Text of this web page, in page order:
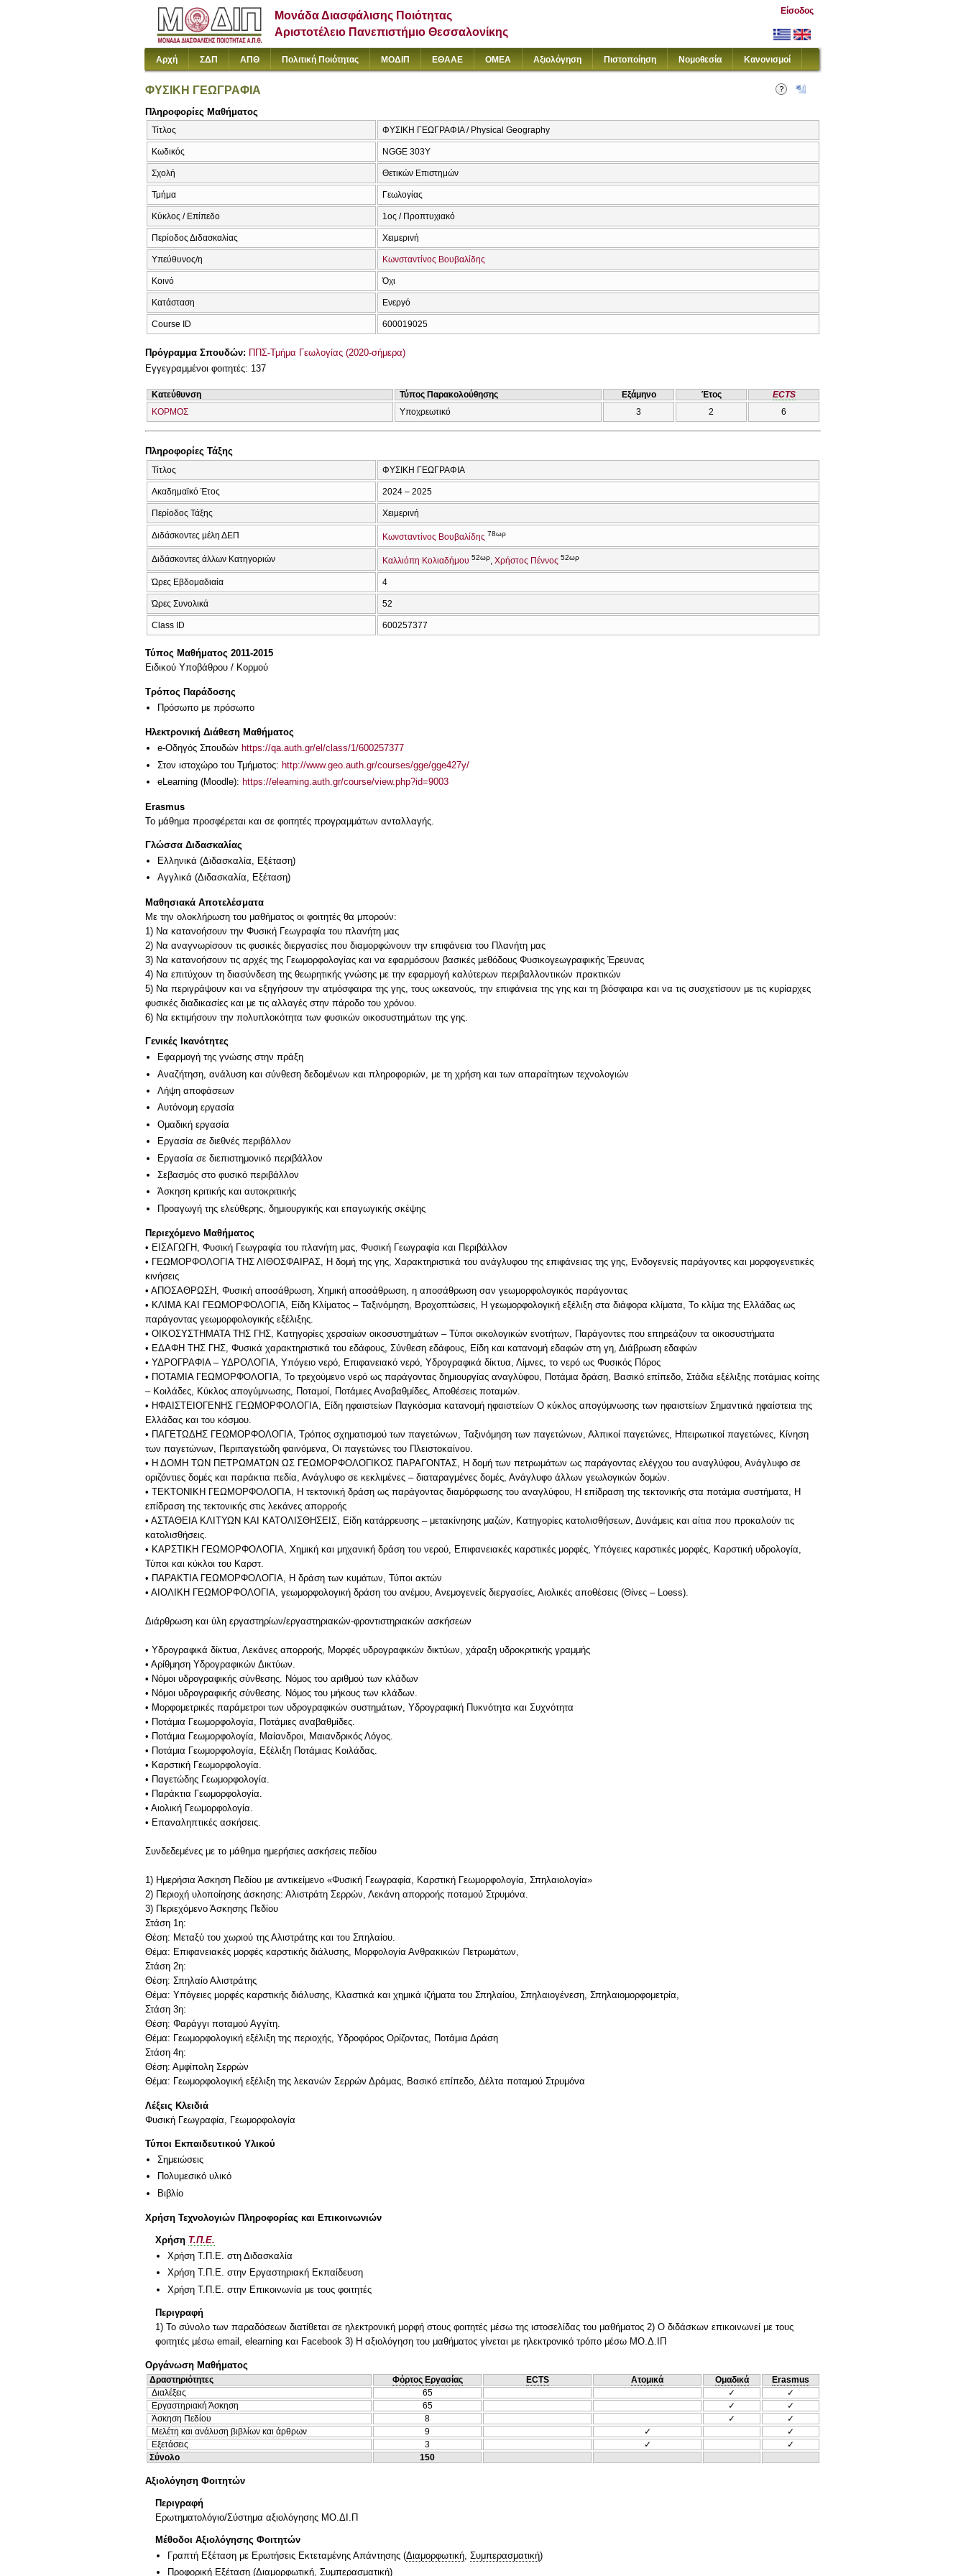
Μονάδα Διασφάλισης Ποιότητας
Αριστοτέλειο Πανεπιστήμιο Θεσσαλονίκης
Είσοδος
Αρχή ΣΔΠ ΑΠΘ Πολιτική Ποιότητας ΜΟΔΙΠ ΕΘΑΑΕ ΟΜΕΑ Αξιολόγηση Πιστοποίηση Νομοθεσία Κανονισμοί
ΦΥΣΙΚΗ ΓΕΩΓΡΑΦΙΑ
Πληροφορίες Μαθήματος
Τίτλος ΦΥΣΙΚΗ ΓΕΩΓΡΑΦΙΑ / Physical Geography
Κωδικός NGGE 303Y
Σχολή Θετικών Επιστημών
Τμήμα Γεωλογίας
Κύκλος / Επίπεδο 1ος / Προπτυχιακό
Περίοδος Διδασκαλίας Χειμερινή
Υπεύθυνος/η Κωνσταντίνος Βουβαλίδης
Κοινό Όχι
Κατάσταση Ενεργό
Course ID 600019025
Πρόγραμμα Σπουδών: ΠΠΣ-Τμήμα Γεωλογίας (2020-σήμερα)
Εγγεγραμμένοι φοιτητές: 137
Κατεύθυνση Τύπος Παρακολούθησης Εξάμηνο Έτος
ECTS
ΚΟΡΜΟΣ
Υποχρεωτικό 3 2 6
Πληροφορίες Τάξης
Τίτλος ΦΥΣΙΚΗ ΓΕΩΓΡΑΦΙΑ
Ακαδημαϊκό Έτος 2024 – 2025
Περίοδος Τάξης Χειμερινή
Διδάσκοντες μέλη ΔΕΠ Κωνσταντίνος Βουβαλίδης 78ωρ
Διδάσκοντες άλλων Κατηγοριών Καλλιόπη Κολιαδήμου 52ωρ Χρήστος Πέννος 52ωρ
Ώρες Εβδομαδιαία 4
Ώρες Συνολικά 52
Class ID 600257377
Τύπος Μαθήματος 2011-2015
Ειδικού Υποβάθρου / Κορμού
Τρόπος Παράδοσης
Πρόσωπο με πρόσωπο
Ηλεκτρονική Διάθεση Μαθήματος
e-Οδηγός Σπουδών https://qa.auth.gr/el/class/1/600257377
Στον ιστοχώρο του Τμήματος: http://www.geo.auth.gr/courses/gge/gge427y/
eLearning (Moodle): https://elearning.auth.gr/course/view.php?id=9003
Erasmus
Το μάθημα προσφέρεται και σε φοιτητές προγραμμάτων ανταλλαγής.
Γλώσσα Διδασκαλίας
Ελληνικά (Διδασκαλία, Εξέταση)
Αγγλικά (Διδασκαλία, Εξέταση)
Μαθησιακά Αποτελέσματα
Με την ολοκλήρωση του μαθήματος οι φοιτητές θα μπορούν:
1) Να κατανοήσουν την Φυσική Γεωγραφία του πλανήτη μας
2) Να αναγνωρίσουν τις φυσικές διεργασίες που διαμορφώνουν την επιφάνεια του Πλανήτη μας
3) Να κατανοήσουν τις αρχές της Γεωμορφολογίας και να εφαρμόσουν βασικές μεθόδους Φυσικογεωγραφικής Έρευνας
4) Να επιτύχουν τη διασύνδεση της θεωρητικής γνώσης με την εφαρμογή καλύτερων περιβαλλοντικών πρακτικών
5) Να περιγράψουν και να εξηγήσουν την ατμόσφαιρα της γης, τους ωκεανούς, την επιφάνεια της γης και τη βιόσφαιρα και να τις συσχετίσουν με τις κυρίαρχες
φυσικές διαδικασίες και με τις αλλαγές στην πάροδο του χρόνου.
Γενικές Ικανότητες
Εφαρμογή της γνώσης στην πράξη
Αναζήτηση, ανάλυση και σύνθεση δεδομένων και πληροφοριών, με τη χρήση και των απαραίτητων τεχνολογιών
Λήψη αποφάσεων
Αυτόνομη εργασία
Ομαδική εργασία
Εργασία σε διεθνές περιβάλλον
Εργασία σε διεπιστημονικό περιβάλλον
Σεβασμός στο φυσικό περιβάλλον
Άσκηση κριτικής και αυτοκριτικής
Προαγωγή της ελεύθερης, δημιουργικής και επαγωγικής σκέψης
Περιεχόμενο Μαθήματος
• ΕΙΣΑΓΩΓΗ, Φυσική Γεωγραφία του πλανήτη μας, Φυσική Γεωγραφία και Περιβάλλον
• ΓΕΩΜΟΡΦΟΛΟΓΙΑ ΤΗΣ ΛΙΘΟΣΦΑΙΡΑΣ, Η δομή της γης, Χαρακτηριστικά του ανάγλυφου της επιφάνειας της γης, Ενδογενείς παράγοντες και μορφογενετικές
κινήσεις
• ΑΠΟΣΑΘΡΩΣΗ, Φυσική αποσάθρωση, Χημική αποσάθρωση, η αποσάθρωση σαν γεωμορφολογικός παράγοντας
• ΚΛΙΜΑ ΚΑΙ ΓΕΩΜΟΡΦΟΛΟΓΙΑ, Είδη Κλίματος – Ταξινόμηση, Βροχοπτώσεις, Η γεωμορφολογική εξέλιξη στα διάφορα κλίματα, Το κλίμα της Ελλάδας ως
παράγοντας γεωμορφολογικής εξέλιξης.
• ΟΙΚΟΣΥΣΤΗΜΑΤΑ ΤΗΣ ΓΗΣ, Κατηγορίες χερσαίων οικοσυστημάτων – Τύποι οικολογικών ενοτήτων, Παράγοντες που επηρεάζουν τα οικοσυστήματα
• ΕΔΑΦΗ ΤΗΣ ΓΗΣ, Φυσικά χαρακτηριστικά του εδάφους, Σύνθεση εδάφους, Είδη και κατανομή εδαφών στη γη, Διάβρωση εδαφών
• ΥΔΡΟΓΡΑΦΙΑ – ΥΔΡΟΛΟΓΙΑ, Υπόγειο νερό, Επιφανειακό νερό, Υδρογραφικά δίκτυα, Λίμνες, το νερό ως Φυσικός Πόρος
• ΠΟΤΑΜΙΑ ΓΕΩΜΟΡΦΟΛΟΓΙΑ, Το τρεχούμενο νερό ως παράγοντας δημιουργίας αναγλύφου, Ποτάμια δράση, Βασικό επίπεδο, Στάδια εξέλιξης ποτάμιας κοίτης
– Κοιλάδες, Κύκλος απογύμνωσης, Ποταμοί, Ποτάμιες Αναβαθμίδες, Αποθέσεις ποταμών.
• ΗΦΑΙΣΤΕΙΟΓΕΝΗΣ ΓΕΩΜΟΡΦΟΛΟΓΙΑ, Είδη ηφαιστείων Παγκόσμια κατανομή ηφαιστείων Ο κύκλος απογύμνωσης των ηφαιστείων Σημαντικά ηφαίστεια της
Ελλάδας και του κόσμου.
• ΠΑΓΕΤΩΔΗΣ ΓΕΩΜΟΡΦΟΛΟΓΙΑ, Τρόπος σχηματισμού των παγετώνων, Ταξινόμηση των παγετώνων, Αλπικοί παγετώνες, Ηπειρωτικοί παγετώνες, Κίνηση
των παγετώνων, Περιπαγετώδη φαινόμενα, Οι παγετώνες του Πλειστοκαίνου.
• Η ΔΟΜΗ ΤΩΝ ΠΕΤΡΩΜΑΤΩΝ ΩΣ ΓΕΩΜΟΡΦΟΛΟΓΙΚΟΣ ΠΑΡΑΓΟΝΤΑΣ, Η δομή των πετρωμάτων ως παράγοντας ελέγχου του αναγλύφου, Ανάγλυφο σε
οριζόντιες δομές και παράκτια πεδία, Ανάγλυφο σε κεκλιμένες – διαταραγμένες δομές, Ανάγλυφο άλλων γεωλογικών δομών.
• ΤΕΚΤΟΝΙΚΗ ΓΕΩΜΟΡΦΟΛΟΓΙΑ, Η τεκτονική δράση ως παράγοντας διαμόρφωσης του αναγλύφου, Η επίδραση της τεκτονικής στα ποτάμια συστήματα, Η
επίδραση της τεκτονικής στις λεκάνες απορροής
• ΑΣΤΑΘΕΙΑ ΚΛΙΤΥΩΝ ΚΑΙ ΚΑΤΟΛΙΣΘΗΣΕΙΣ, Είδη κατάρρευσης – μετακίνησης μαζών, Κατηγορίες κατολισθήσεων, Δυνάμεις και αίτια που προκαλούν τις
κατολισθήσεις.
• ΚΑΡΣΤΙΚΗ ΓΕΩΜΟΡΦΟΛΟΓΙΑ, Χημική και μηχανική δράση του νερού, Επιφανειακές καρστικές μορφές, Υπόγειες καρστικές μορφές, Καρστική υδρολογία,
Τύποι και κύκλοι του Καρστ.
• ΠΑΡΑΚΤΙΑ ΓΕΩΜΟΡΦΟΛΟΓΙΑ, Η δράση των κυμάτων, Τύποι ακτών
• ΑΙΟΛΙΚΗ ΓΕΩΜΟΡΦΟΛΟΓΙΑ, γεωμορφολογική δράση του ανέμου, Ανεμογενείς διεργασίες, Αιολικές αποθέσεις (Θίνες – Loess).
Διάρθρωση και ύλη εργαστηρίων/εργαστηριακών-φροντιστηριακών ασκήσεων
• Υδρογραφικά δίκτυα, Λεκάνες απορροής, Μορφές υδρογραφικών δικτύων, χάραξη υδροκριτικής γραμμής
• Αρίθμηση Υδρογραφικών Δικτύων.
• Νόμοι υδρογραφικής σύνθεσης. Νόμος του αριθμού των κλάδων
• Νόμοι υδρογραφικής σύνθεσης. Νόμος του μήκους των κλάδων.
• Μορφομετρικές παράμετροι των υδρογραφικών συστημάτων, Υδρογραφική Πυκνότητα και Συχνότητα
• Ποτάμια Γεωμορφολογία, Ποτάμιες αναβαθμίδες.
• Ποτάμια Γεωμορφολογία, Μαίανδροι, Μαιανδρικός Λόγος.
• Ποτάμια Γεωμορφολογία, Εξέλιξη Ποτάμιας Κοιλάδας.
• Καρστική Γεωμορφολογία.
• Παγετώδης Γεωμορφολογία.
• Παράκτια Γεωμορφολογία.
• Αιολική Γεωμορφολογία.
• Επαναληπτικές ασκήσεις.
Συνδεδεμένες με το μάθημα ημερήσιες ασκήσεις πεδίου
1) Ημερήσια Άσκηση Πεδίου με αντικείμενο «Φυσική Γεωγραφία, Καρστική Γεωμορφολογία, Σπηλαιολογία»
2) Περιοχή υλοποίησης άσκησης: Αλιστράτη Σερρών, Λεκάνη απορροής ποταμού Στρυμόνα.
3) Περιεχόμενο Άσκησης Πεδίου
Στάση 1η:
Θέση: Μεταξύ του χωριού της Αλιστράτης και του Σπηλαίου.
Θέμα: Επιφανειακές μορφές καρστικής διάλυσης, Μορφολογία Ανθρακικών Πετρωμάτων,
Στάση 2η:
Θέση: Σπηλαίο Αλιστράτης
Θέμα: Υπόγειες μορφές καρστικής διάλυσης, Κλαστικά και χημικά ιζήματα του Σπηλαίου, Σπηλαιογένεση, Σπηλαιομορφομετρία,
Στάση 3η:
Θέση: Φαράγγι ποταμού Αγγίτη.
Θέμα: Γεωμορφολογική εξέλιξη της περιοχής, Υδροφόρος Ορίζοντας, Ποτάμια Δράση
Στάση 4η:
Θέση: Αμφίπολη Σερρών
Λέξεις Κλειδιά
Φυσική Γεωγραφία, Γεωμορφολογία
Τύποι Εκπαιδευτικού Υλικού
Σημειώσεις
Πολυμεσικό υλικό
Βιβλίο
Χρήση Τεχνολογιών Πληροφορίας και Επικοινωνιών
Χρήση Τ.Π.Ε.
Χρήση Τ.Π.Ε. στη Διδασκαλία
Χρήση Τ.Π.Ε. στην Εργαστηριακή Εκπαίδευση
Χρήση Τ.Π.Ε. στην Επικοινωνία με τους φοιτητές
Περιγραφή
1) Το σύνολο των παραδόσεων διατίθεται σε ηλεκτρονική μορφή στους φοιτητές μέσω της ιστοσελίδας του μαθήματος 2) Ο διδάσκων επικοινωνεί με τους
φοιτητές μέσω email, elearning και Facebook 3) Η αξιολόγηση του μαθήματος γίνεται με ηλεκτρονικό τρόπο μέσω ΜΟ.Δ.ΙΠ
Οργάνωση Μαθήματος
Δραστηριότητες Φόρτος Εργασίας ECTS Ατομικά Ομαδικά
Erasmus
Διαλέξεις
65 ✓
✓
Εργαστηριακή Άσκηση
65 ✓
✓
Άσκηση Πεδίου
8 ✓
✓
Μελέτη και ανάλυση βιβλίων και άρθρων
9 ✓
✓
Εξετάσεις
3 ✓
✓
Σύνολο
150
Αξιολόγηση Φοιτητών
Περιγραφή
Ερωτηματολόγιο/Σύστημα αξιολόγησης ΜΟ.ΔΙ.Π
Μέθοδοι Αξιολόγησης Φοιτητών
Γραπτή Εξέταση με Ερωτήσεις Εκτεταμένης Απάντησης (Διαμορφωτική Συμπερασματική)
Προφορική Εξέταση (Διαμορφωτική, Συμπερασματική)